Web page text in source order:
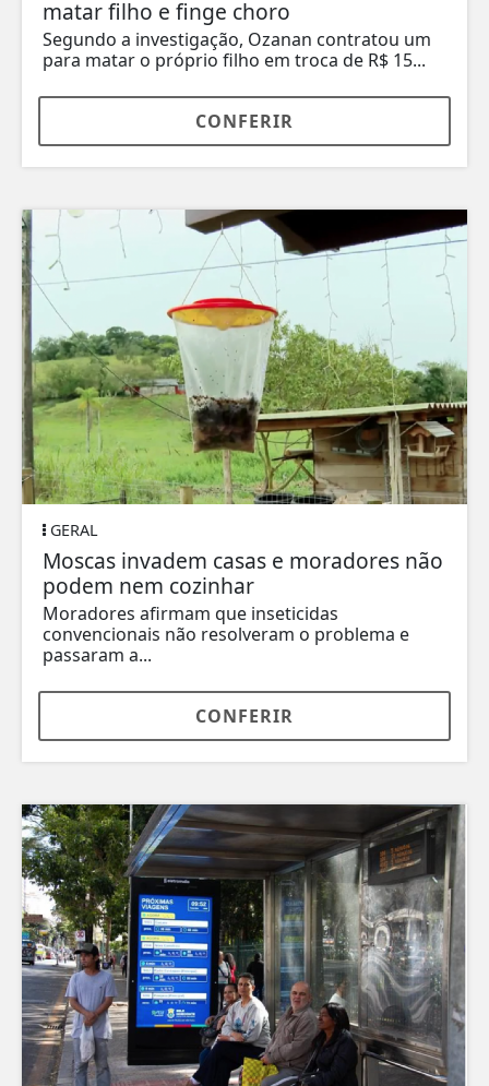
matar filho e finge choro
Segundo a investigação, Ozanan contratou um
para matar o próprio filho em troca de R$ 15...
CONFERIR
GERAL
Moscas invadem casas e moradores não
podem nem cozinhar
Moradores afirmam que inseticidas
convencionais não resolveram o problema e
passaram a...
CONFERIR